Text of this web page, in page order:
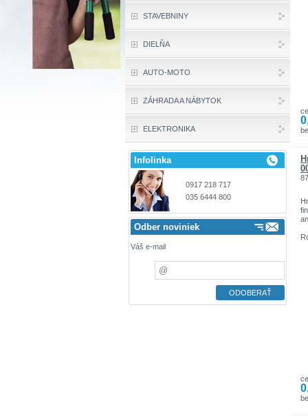
STAVEBNINY
DIELŇA
AUTO-MOTO
ZÁHRADA A NÁBYTOK
ELEKTRONIKA
Infolinka
0917 218 717
035 6444 800
Odber noviniek
Váš e-mail